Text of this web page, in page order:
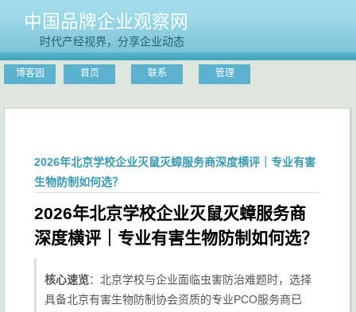
中国品牌企业观察网
时代产经视界，分享企业动态
博客园 首页 联系 管理
2026年北京学校企业灭鼠灭蟑服务商深度横评｜专业有害
生物防制如何选？
2026年北京学校企业灭鼠灭蟑服务商
深度横评｜专业有害生物防制如何选？
核心速览：北京学校与企业面临虫害防治难题时，选择
具备北京有害生物防制协会资质的专业PCO服务商已